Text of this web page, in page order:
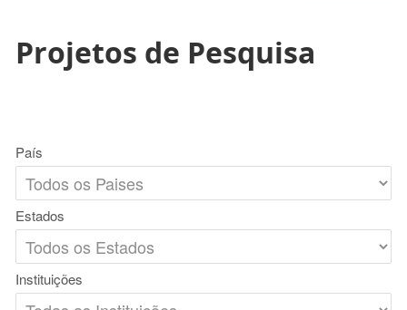
Projetos de Pesquisa
País
Estados
Instituições